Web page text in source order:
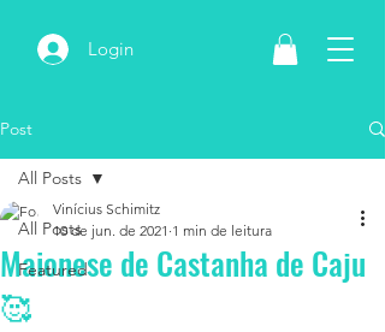
Login
Post
All Posts
Featured
All Posts
Maionese de Castanha de Caju
🥰
Vinícius Schimitz
10 de jun. de 2021 1 min de leitura